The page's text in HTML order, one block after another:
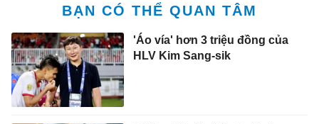
BẠN CÓ THỂ QUAN TÂM
'Áo vía' hơn 3 triệu đồng của
HLV Kim Sang-sik